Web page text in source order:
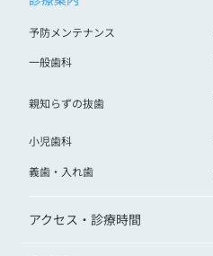
アクセス・診療時間
予防メンテナンス
一般歯科
親知らずの抜歯
小児歯科
義歯・入れ歯